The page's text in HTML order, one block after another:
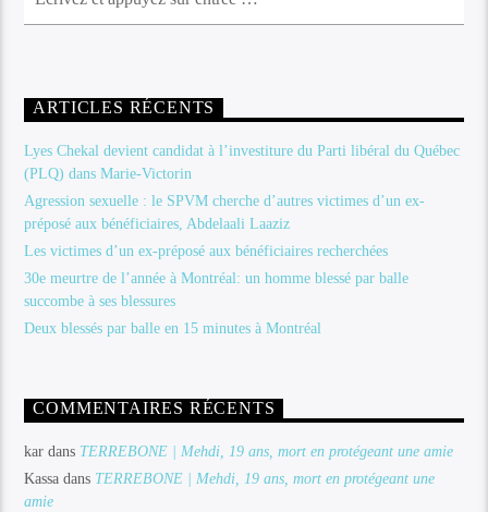
ARTICLES RÉCENTS
Lyes Chekal devient candidat à l’investiture du Parti libéral du Québec
(PLQ) dans Marie-Victorin
Agression sexuelle : le SPVM cherche d’autres victimes d’un ex-
préposé aux bénéficiaires, Abdelaali Laaziz
Les victimes d’un ex-préposé aux bénéficiaires recherchées
30e meurtre de l’année à Montréal: un homme blessé par balle
succombe à ses blessures
Deux blessés par balle en 15 minutes à Montréal
COMMENTAIRES RÉCENTS
kar dans TERREBONE | Mehdi, 19 ans, mort en protégeant une amie
Kassa dans TERREBONE | Mehdi, 19 ans, mort en protégeant une
amie